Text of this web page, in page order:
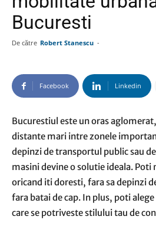
Bucuresti
De către Robert Stanescu -
Facebook Linkedin
Bucurestiul este un oras
distante mari intre zonele
depinzi de transportul public sau
masini devine o solutie ideala. Poti
oricand iti doresti, fara sa depinzi
fara batai de cap. In plus, poti
care se potriveste stilului tau de